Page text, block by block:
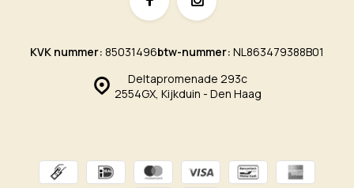
Deltapromenade 293c
2554GX, Kijkduin - Den Haag
KVK nummer: 85031496btw-nummer: NL863479388B01